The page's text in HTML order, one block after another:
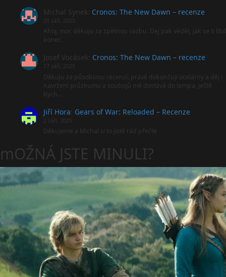
Michal Synek Cronos: The New Dawn – recenze
29 září, 2025
Ahoj, moc děkuju za zpětnou vazbu. Dej pak vědět, jak se ti líbil
konec.
Josef Vocásek Cronos: The New Dawn – recenze
17 září, 2025
Děkuju za působivou recenzí, právě dokončuji ocelárny a děj i
navržení průzkumu a soubojů mě dostává do tempa, ještě
bych…
Jiří Hora Gears of War: Reloaded – Recenze
2 září, 2025
Děkujeme a Michal si to jistě rád přečte
mOŽNÁ JSTE MINULI?